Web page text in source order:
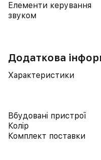
Елементи керування
звуком
Додаткова
Характеристики
Вбудовані пристрої
Колір
Комплект поставки